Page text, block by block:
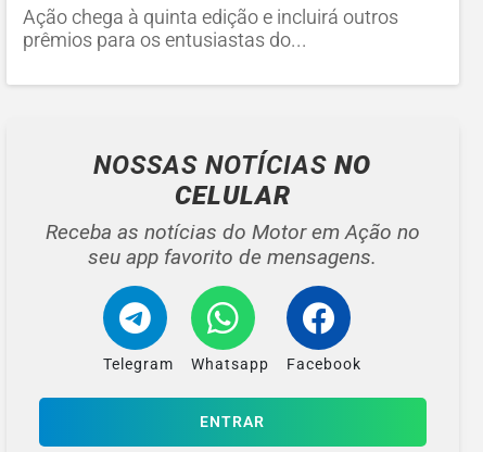
Ação chega à quinta edição e incluirá outros
prêmios para os entusiastas do...
NOSSAS NOTÍCIASNO
CELULAR
Receba as notícias do Motor em Ação no
seu app favorito de mensagens.
Telegram Whatsapp Facebook
ENTRAR